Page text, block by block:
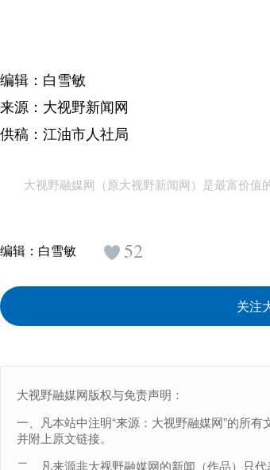
编辑：白雪敏
来源：大视野新闻网
供稿：江油市人社局
大视野融媒网（原大视野新闻网）是最富价值
编辑： 白雪敏 52
关注
大视野融媒网版权与免责声明：
一、凡本站中注明“来源：大视野融媒网”的所
并附上原文链接。
二、凡来源非大视野融媒网的新闻（作品）只